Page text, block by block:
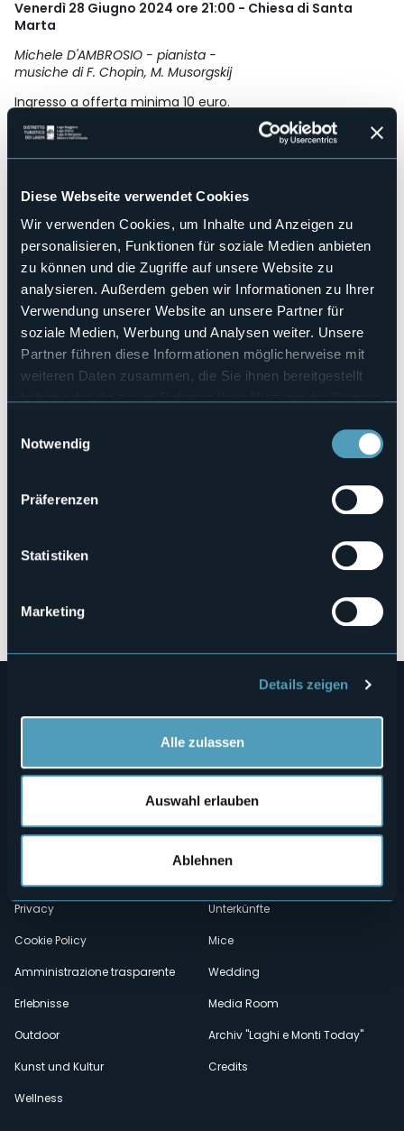
Diese Webseite verwendet Cookies
Wir verwenden Cookies, um Inhalte und Anzeigen zu
personalisieren, Funktionen für soziale Medien anbieten
zu können und die Zugriffe auf unsere Website zu
analysieren. Außerdem geben wir Informationen zu Ihrer
Verwendung unserer Website an unsere Partner für
soziale Medien, Werbung und Analysen weiter. Unsere
Partner führen diese Informationen möglicherweise mit
weiteren Daten zusammen, die Sie ihnen bereitgestellt
Notwendig
Präferenzen
Statistiken
Marketing
Details zeigen
Alle zulassen
Auswahl erlauben
Ablehnen
Venerdì 28 Giugno 2024 ore 21:00 - Chiesa di Santa
Marta
Michele D'AMBROSIO - pianista -
musiche di F. Chopin, M. Musorgskij
Ingresso a offerta minima 10 euro.
Il ricavato sarà devoluto per i lavori di restauro della chiesa.
Veranstaltungsmanager
Comitato Pro Restauro Santa Marta Onlus
Chiesa Santa Marta
Telefon
+39 0323 512211
E-mail
info@santamartaintra.it
Webseite
https://santamartaintra.it/
28900 - Verbania (VB)
Öffnen Sie die Karte
Menù
secondario
Privacy
Cookie Policy
Amministrazione trasparente
Erlebnisse
Outdoor
Kunst und Kultur
Wellness
Unterkünfte
Mice
Wedding
Media Room
Archiv "Laghi e Monti Today"
Credits